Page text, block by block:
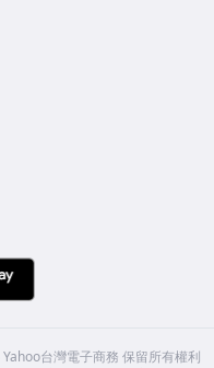
Yahoo台灣電子商務 保留所有權利